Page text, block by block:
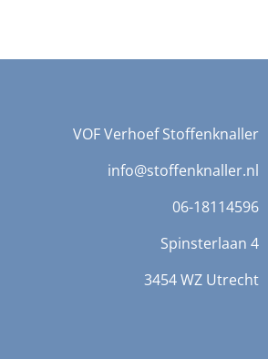
VOF Verhoef Stoffenknaller
info@stoffenknaller.nl
06-18114596
Spinsterlaan 4
3454 WZ Utrecht